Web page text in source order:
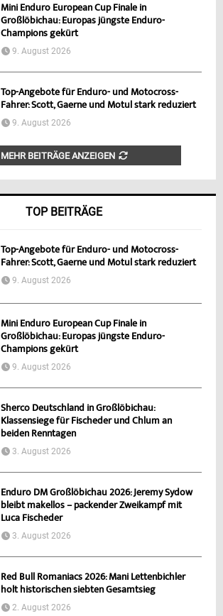
Mini Enduro European Cup Finale in
Großlöbichau: Europas jüngste Enduro-
Champions gekürt
9. August 2026
Top-Angebote für Enduro- und Motocross-
Fahrer: Scott, Gaerne und Motul stark reduziert
9. August 2026
MEHR BEITRÄGE ANZEIGEN
TOP BEITRÄGE
Top-Angebote für Enduro- und Motocross-
Fahrer: Scott, Gaerne und Motul stark reduziert
9. August 2026
Mini Enduro European Cup Finale in
Großlöbichau: Europas jüngste Enduro-
Champions gekürt
9. August 2026
Sherco Deutschland in Großlöbichau:
Klassensiege für Fischeder und Chlum an
beiden Renntagen
3. August 2026
Enduro DM Großlöbichau 2026: Jeremy Sydow
bleibt makellos – packender Zweikampf mit
Luca Fischeder
3. August 2026
Red Bull Romaniacs 2026: Mani Lettenbichler
holt historischen siebten Gesamtsieg
2. August 2026